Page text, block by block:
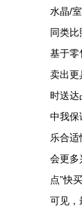
水晶/
同类
基于零
卖出更
时送
中我保
乐合
会更多
点”快
可见，